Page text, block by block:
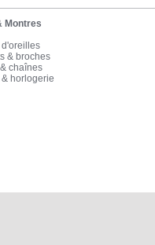
Montres
d'oreilles
& broches
chaînes
& horlogerie